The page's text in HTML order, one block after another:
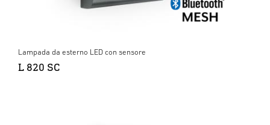
Lampada da esterno LED con sensore
L 820 SC